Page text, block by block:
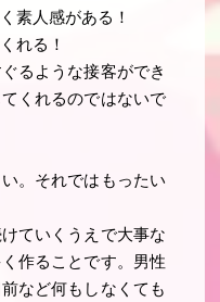
素人感がある！
れる！
るような接客ができ
くれるのではないで
。それではもったい
ていくうえで大事な
作ることです。男性
など何もしなくても